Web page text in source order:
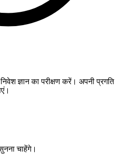
ज्ञान का परीक्षण करें। अपनी प्रगति
चाहेंगे।